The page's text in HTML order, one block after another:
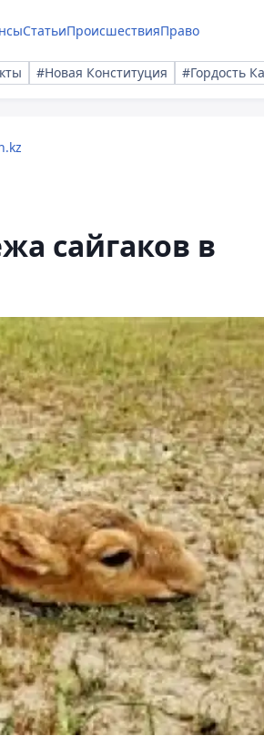
СтатьиПроисшествияПраво
#Новая Конституция #Гордость
сайгаков в